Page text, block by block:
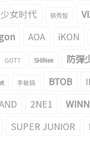
少女时代 裴秀智
AOA iKON
GOT7 SHINee 防彈
李敏鎬 BTOB
2NE1
SUPER JUNIOR